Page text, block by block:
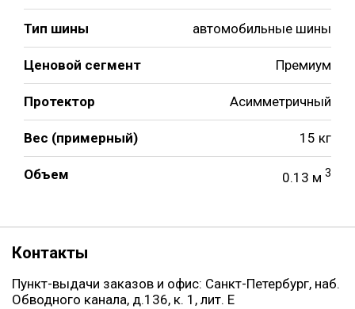
Тип шины автомобильные шины
Ценовой сегмент Премиум
Протектор Асимметричный
Вес (примерный) 15 кг
Объем 0.13 м 3
Контакты
Пункт-выдачи заказов и офис: Санкт-Петербург, наб.
Обводного канала, д.136, к. 1, лит. Е